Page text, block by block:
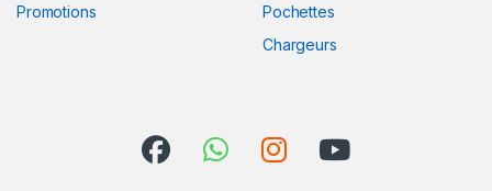
Promotions
Pochettes
Chargeurs